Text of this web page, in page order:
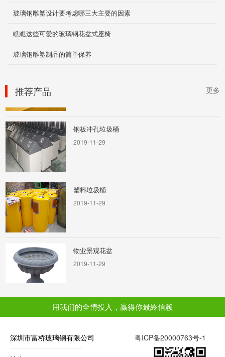
玻璃钢雕塑设计要考虑哪三大主要的因素
瞧瞧这些可爱的玻璃钢花盆式座椅
玻璃钢雕塑制品的简单保养
更多
推荐产品
2019-12-05
钢板冲孔垃圾桶
2019-11-29
塑料垃圾桶
2019-11-29
物业景观花盆
2019-11-29
动物造型
用我们的全情投入，贏得你最終信赖
深圳市富桥玻璃钢有限公司 粤ICP备20000763号-1